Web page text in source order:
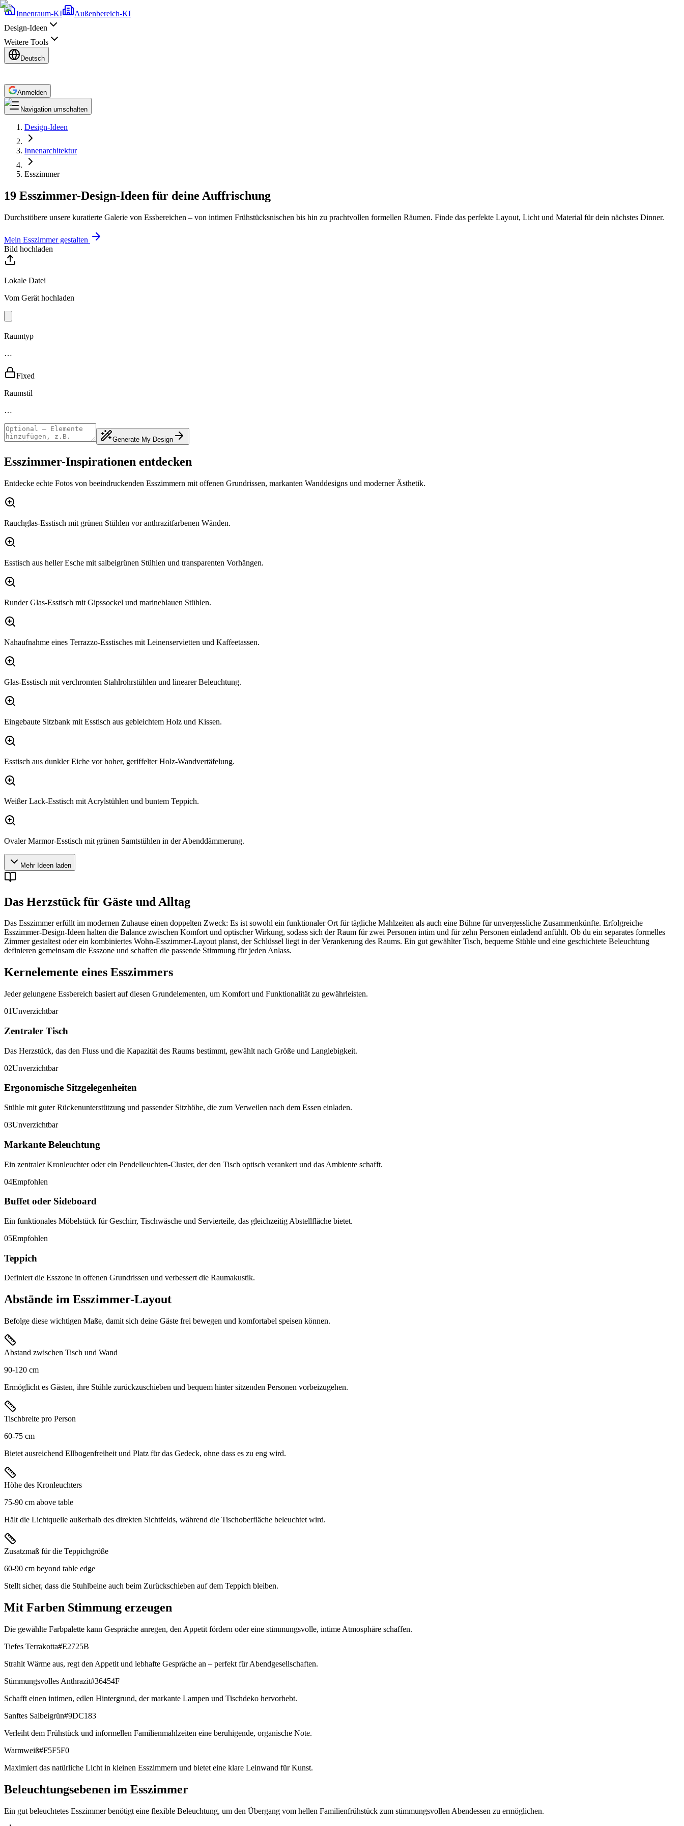
Innenraum-KI
Außenbereich-KI
Design-Ideen
Weitere Tools
Deutsch
Anmelden
Navigation umschalten
Design-Ideen
Innenarchitektur
Esszimmer
19 Esszimmer-Design-Ideen für deine Auffrischung
Durchstöbere unsere kuratierte Galerie von Essbereichen – von intimen Frühstücksnischen bis hin zu prachtvollen formellen Räumen. Finde das perfekte Layout, Licht und Material für dein nächstes Dinner.
Mein Esszimmer gestalten
Bild hochladen
Lokale Datei
Vom Gerät hochladen
Raumtyp
…
Fixed
Raumstil
…
Generate My Design
Esszimmer-Inspirationen entdecken
Entdecke echte Fotos von beeindruckenden Esszimmern mit offenen Grundrissen, markanten Wanddesigns und moderner Ästhetik.
Rauchglas-Esstisch mit grünen Stühlen vor anthrazitfarbenen Wänden.
Esstisch aus heller Esche mit salbeigrünen Stühlen und transparenten Vorhängen.
Runder Glas-Esstisch mit Gipssockel und marineblauen Stühlen.
Nahaufnahme eines Terrazzo-Esstisches mit Leinenservietten und Kaffeetassen.
Glas-Esstisch mit verchromten Stahlrohrstühlen und linearer Beleuchtung.
Eingebaute Sitzbank mit Esstisch aus gebleichtem Holz und Kissen.
Esstisch aus dunkler Eiche vor hoher, geriffelter Holz-Wandvertäfelung.
Weißer Lack-Esstisch mit Acrylstühlen und buntem Teppich.
Ovaler Marmor-Esstisch mit grünen Samtstühlen in der Abenddämmerung.
Mehr Ideen laden
Das Herzstück für Gäste und Alltag
Das Esszimmer erfüllt im modernen Zuhause einen doppelten Zweck: Es ist sowohl ein funktionaler Ort für tägliche Mahlzeiten als auch eine Bühne für unvergessliche Zusammenkünfte. Erfolgreiche
Esszimmer-Design-Ideen halten die Balance zwischen Komfort und optischer Wirkung, sodass sich der Raum für zwei Personen intim und für zehn Personen einladend anfühlt. Ob du ein separates formelles
Zimmer gestaltest oder ein kombiniertes Wohn-Esszimmer-Layout planst, der Schlüssel liegt in der Verankerung des Raums. Ein gut gewählter Tisch, bequeme Stühle und eine geschichtete Beleuchtung
definieren gemeinsam die Esszone und schaffen die passende Stimmung für jeden Anlass.
Kernelemente eines Esszimmers
Jeder gelungene Essbereich basiert auf diesen Grundelementen, um Komfort und Funktionalität zu gewährleisten.
01Unverzichtbar
Zentraler Tisch
Das Herzstück, das den Fluss und die Kapazität des Raums bestimmt, gewählt nach Größe und Langlebigkeit.
02Unverzichtbar
Ergonomische Sitzgelegenheiten
Stühle mit guter Rückenunterstützung und passender Sitzhöhe, die zum Verweilen nach dem Essen einladen.
03Unverzichtbar
Markante Beleuchtung
Ein zentraler Kronleuchter oder ein Pendelleuchten-Cluster, der den Tisch optisch verankert und das Ambiente schafft.
04Empfohlen
Buffet oder Sideboard
Ein funktionales Möbelstück für Geschirr, Tischwäsche und Servierteile, das gleichzeitig Abstellfläche bietet.
05Empfohlen
Teppich
Definiert die Esszone in offenen Grundrissen und verbessert die Raumakustik.
Abstände im Esszimmer-Layout
Befolge diese wichtigen Maße, damit sich deine Gäste frei bewegen und komfortabel speisen können.
Abstand zwischen Tisch und Wand
90-120 cm
Ermöglicht es Gästen, ihre Stühle zurückzuschieben und bequem hinter sitzenden Personen vorbeizugehen.
Tischbreite pro Person
60-75 cm
Bietet ausreichend Ellbogenfreiheit und Platz für das Gedeck, ohne dass es zu eng wird.
Höhe des Kronleuchters
75-90 cm above table
Hält die Lichtquelle außerhalb des direkten Sichtfelds, während die Tischoberfläche beleuchtet wird.
Zusatzmaß für die Teppichgröße
60-90 cm beyond table edge
Stellt sicher, dass die Stuhlbeine auch beim Zurückschieben auf dem Teppich bleiben.
Mit Farben Stimmung erzeugen
Die gewählte Farbpalette kann Gespräche anregen, den Appetit fördern oder eine stimmungsvolle, intime Atmosphäre schaffen.
Tiefes Terrakotta#E2725B
Strahlt Wärme aus, regt den Appetit und lebhafte Gespräche an – perfekt für Abendgesellschaften.
Stimmungsvolles Anthrazit#36454F
Schafft einen intimen, edlen Hintergrund, der markante Lampen und Tischdeko hervorhebt.
Sanftes Salbeigrün#9DC183
Verleiht dem Frühstück und informellen Familienmahlzeiten eine beruhigende, organische Note.
Warmweiß#F5F5F0
Maximiert das natürliche Licht in kleinen Esszimmern und bietet eine klare Leinwand für Kunst.
Beleuchtungsebenen im Esszimmer
Ein gut beleuchtetes Esszimmer benötigt eine flexible Beleuchtung, um den Übergang vom hellen Familienfrühstück zum stimmungsvollen Abendessen zu ermöglichen.